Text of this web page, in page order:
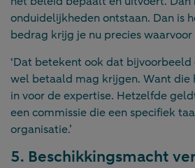
onduidelijkheden ontstaan. Dan is
bedrag krijg je nu precies waarvoor
‘Dat betekent ook dat bijvoorbeeld
wel betaald mag krijgen. Want die
in voor de expertise. Hetzelfde
een commissie die een specifiek
organisatie.’
5. Beschikkingsmacht